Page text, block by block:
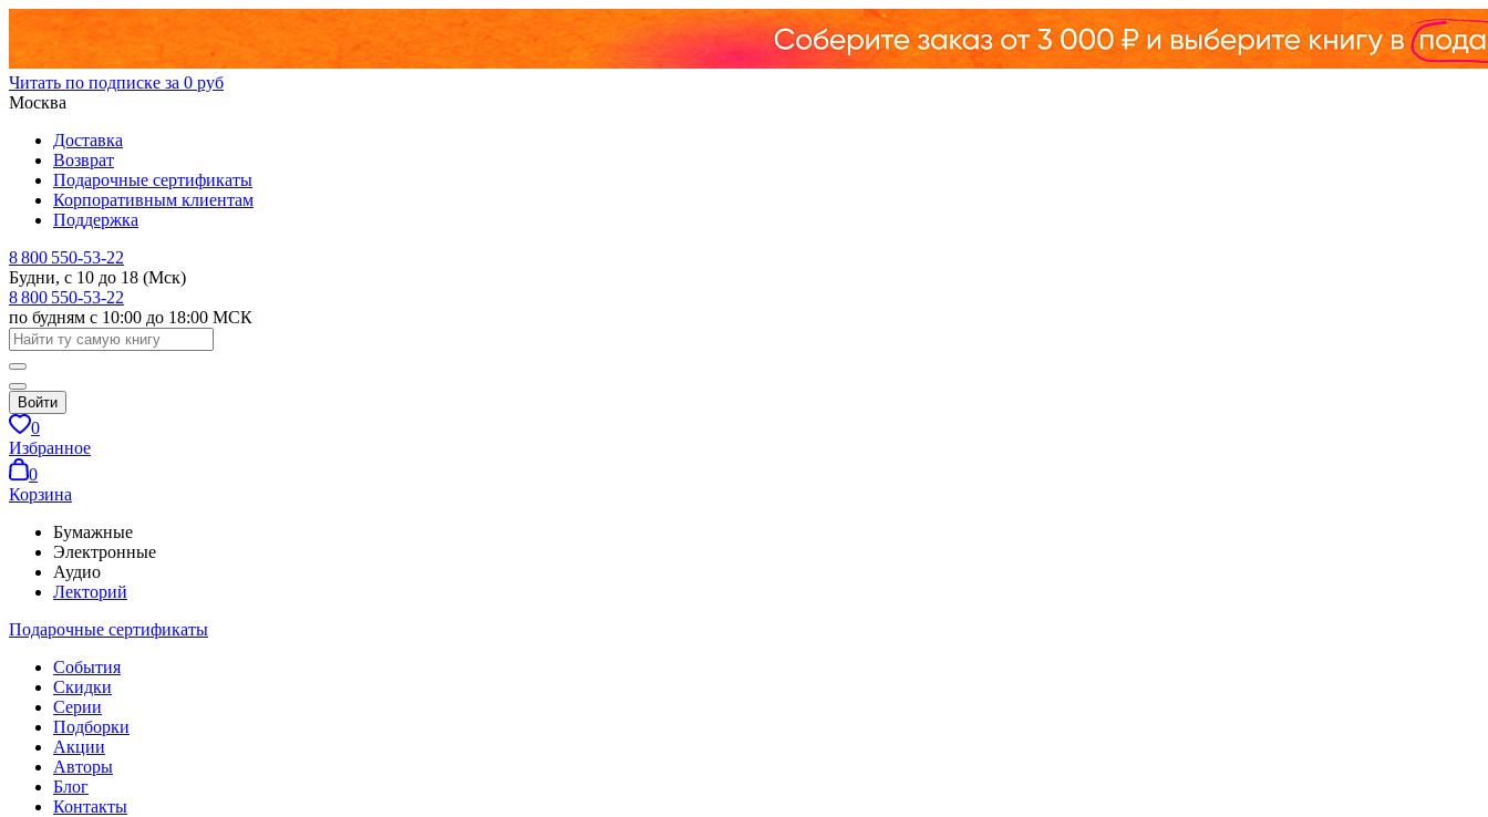
Читать по подписке за 0 руб
Москва
Доставка
Возврат
Подарочные сертификаты
Корпоративным клиентам
Поддержка
8 800 550-53-22
Будни, с 10 до 18 (Мск)
8 800 550-53-22
по будням с 10:00 до 18:00 МСК
Войти
0
Избранное
0
Корзина
Бумажные
Электронные
Аудио
Лекторий
Подарочные сертификаты
События
Скидки
Серии
Подборки
Акции
Авторы
Блог
Контакты